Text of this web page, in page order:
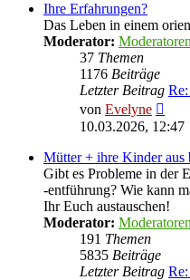
Ihre Erfahrungen?
Das Leben in einem
Moderator: Moderatoren
37 Themen
1176 Beiträge
Letzter Beitrag
von Evelyne
10.03.2026, 12:47
Mütter + ihre Kinder aus
Gibt es Probleme in der
-entführung? Wie kann
Ihr Euch austauschen!
Moderator: Moderatoren
191 Themen
5835 Beiträge
Letzter Beitrag